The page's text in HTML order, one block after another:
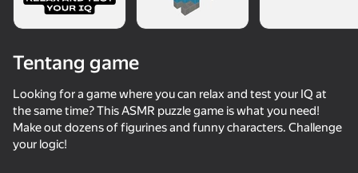
50+ game teratas. Dicintai
oleh semua. Bahkan “non-gamers”
Tentang game
Looking for a game where you can relax and test your IQ at
the same time? This ASMR puzzle game is what you need!
Make out dozens of figurines and funny characters. Challenge
your logic!